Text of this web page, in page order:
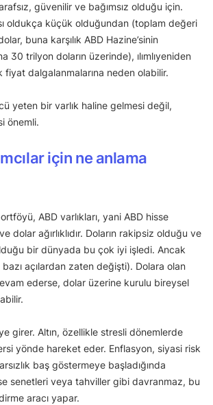
güvenilir ve bağımsız olduğu için.
oldukça küçük olduğundan (toplam değeri
buna karşılık ABD Hazine’sinin
30 trilyon doların üzerinde), ılımlıyeniden
dalgalanmalarına neden olabilir.
yeten bir varlık haline gelmesi değil,
önemli.
için ne anlama
ABD varlıkları, yani ABD hisse
dolar ağırlıklıdır. Doların rakipsiz olduğu ve
bir dünyada bu çok iyi işledi. Ancak
açılardan zaten değişti). Dolara olan
ederse, dolar üzerine kurulu bireysel
girer. Altın, özellikle stresli dönemlerde
yönde hareket eder. Enflasyon, siyasi risk
baş göstermeye başladığında
senetleri veya tahviller gibi davranmaz, bu
aracı yapar.